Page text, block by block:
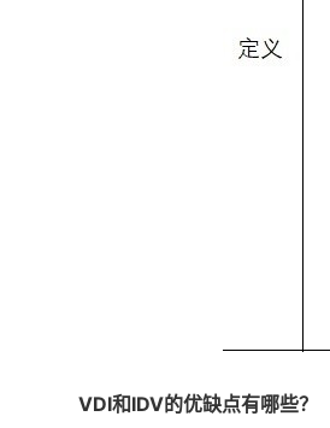
VDI和IDV的优缺点有哪些？